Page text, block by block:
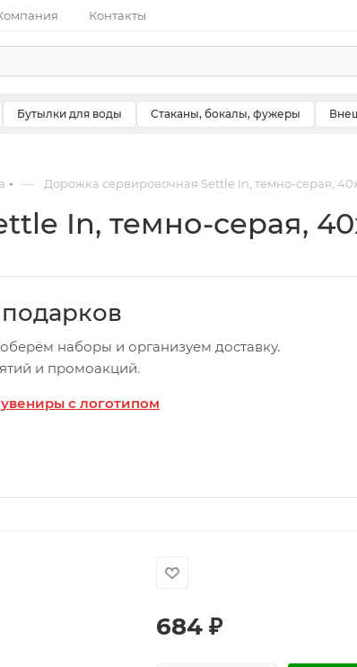
Контакты
Бутылки для воды Стаканы, бокалы, фужеры
— Дорожка сервировочная Settle In, темно-серая,
In, темно-серая,
наборы и организуем доставку.
и промоакций.
с логотипом
684 ₽